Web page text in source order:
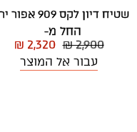
שטיח דיון לקס 909 אפור ירוק
החל מ-
₪ 2,900
₪ 2,320
עבור אל המוצר